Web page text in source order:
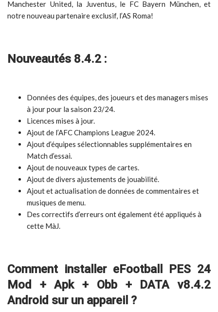
Manchester United, la Juventus, le FC Bayern München, et
notre nouveau partenaire exclusif, l’AS Roma!
Nouveautés 8.4.2 :
Données des équipes, des joueurs et des managers mises
à jour pour la saison 23/24.
Licences mises à jour.
Ajout de l’AFC Champions League 2024.
Ajout d’équipes sélectionnables supplémentaires en
Match d’essai.
Ajout de nouveaux types de cartes.
Ajout de divers ajustements de jouabilité.
Ajout et actualisation de données de commentaires et
musiques de menu.
Des correctifs d’erreurs ont également été appliqués à
cette MàJ.
Comment installer eFootball PES 24
Mod + Apk + Obb + DATA v8.4.2
Android sur un appareil ?